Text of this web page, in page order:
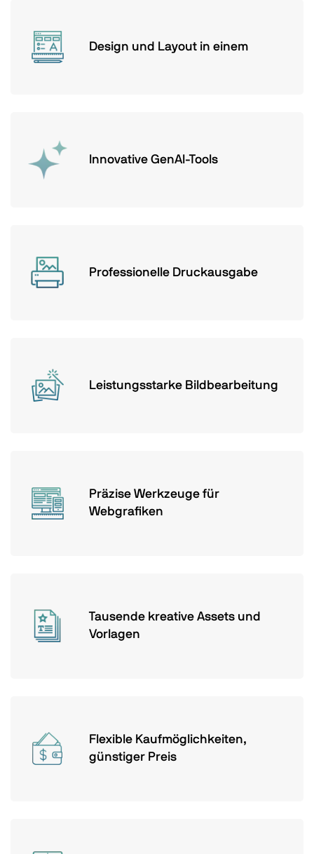
Design und Layout in einem
Innovative GenAI-Tools
Professionelle Druckausgabe
Leistungsstarke Bildbearbeitung
Präzise Werkzeuge für
Webgrafiken
Tausende kreative Assets und
Vorlagen
Flexible Kaufmöglichkeiten,
günstiger Preis